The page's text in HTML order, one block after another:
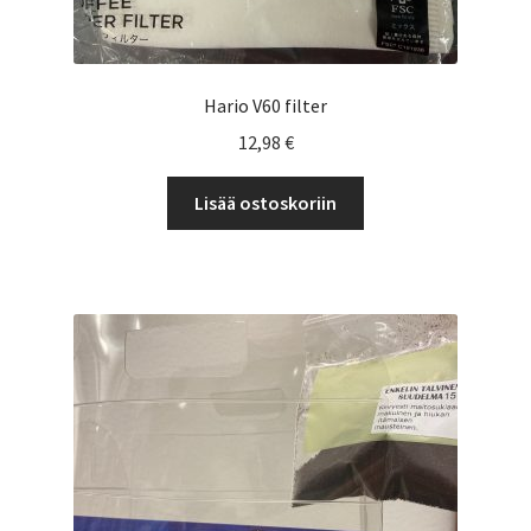
Hario V60 filter
12,98 €
Lisää ostoskoriin